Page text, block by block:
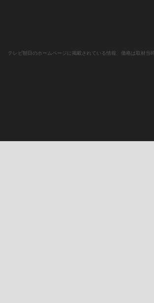
テレビ朝日のホームページに掲載されている情報、価格は取材